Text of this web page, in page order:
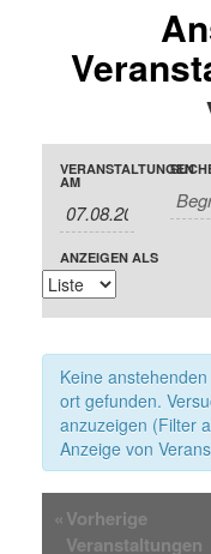
Suche
und
Ansichten,
Navigation
Suche
VERANSTALTUNGEN
AM
Ansichten-
Navigation
ANZEIGEN ALS
Keine
ort gefunden.
anzuzeigen (Filter
Anzeige von
«Vorherige
Veranstaltungen